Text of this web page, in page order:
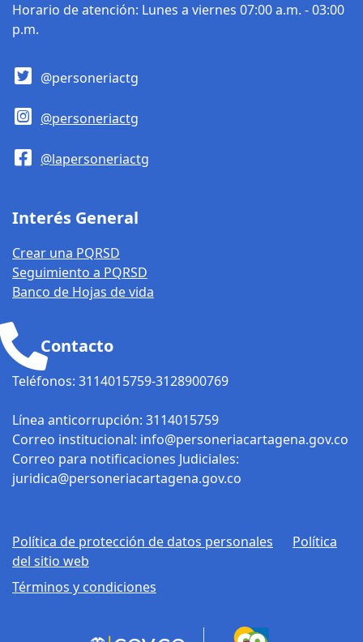
Horario de atención: Lunes a viernes 07:00 a.m. - 03:00
p.m.
@personeriactg
@personeriactg
@lapersoneriactg
Interés General
Crear una PQRSD
Seguimiento a PQRSD
Banco de Hojas de vida
Contacto
Teléfonos: 3114015759-3128900769
Línea anticorrupción: 3114015759
Correo institucional: info@personeriacartagena.gov.co
Correo para notificaciones Judiciales:
juridica@personeriacartagena.gov.co
Política de protección de datos personales
Política
del sitio web
Términos y condiciones